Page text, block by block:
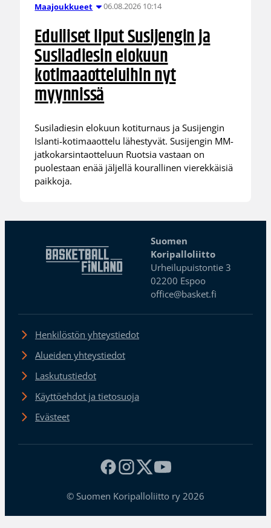
Maajoukkueet 06.08.2026 10:14
Edulliset liput Susijengin ja
Susiladiesin elokuun
kotimaaotteluihin nyt
myynnissä
Susiladiesin elokuun kotiturnaus ja Susijengin
Islanti-kotimaaottelu lähestyvät. Susijengin MM-
jatkokarsintaotteluun Ruotsia vastaan on
puolestaan enää jäljellä kourallinen vierekkäisiä
paikkoja.
Suomen
Koripalloliitto
Urheilupuistontie 3
02200 Espoo
office@basket.fi
Henkilöstön yhteystiedot
Alueiden yhteystiedot
Laskutustiedot
Käyttöehdot ja tietosuoja
Evästeet
© Suomen Koripalloliitto ry 2026